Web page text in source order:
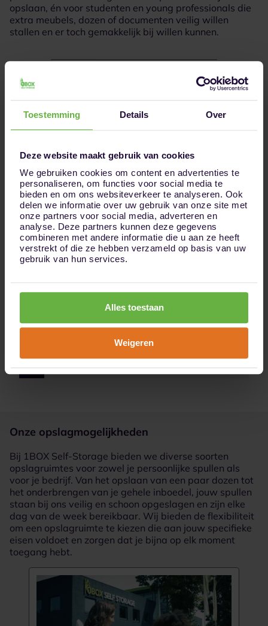
Toestemming Details Over
Deze website maakt gebruik van cookies
We gebruiken cookies om content en advertenties te
personaliseren, om functies voor social media te
bieden en om ons websiteverkeer te analyseren. Ook
delen we informatie over uw gebruik van onze site met
onze partners voor social media, adverteren en
analyse. Deze partners kunnen deze gegevens
combineren met andere informatie die u aan ze heeft
verstrekt of die ze hebben verzameld op basis van uw
gebruik van hun services.
Alles toestaan
Weigeren
opslaan, én voor studenten en young professionals die
extra meubels, dozen of documenten veilig willen
stallen en er toch gemakkelijk bij willen kunnen.
Huur jouw opslagruimte in 3 simpele stappen
1 Kies jouw opslagruimte
3 Verhuis je spullen
Onze opslagmogelijkheden
Bij 1BOX Self-Storage bieden we diverse soorten
opslagruimtes voor zowel je persoonlijke spullen als
voor je bedrijf. Van het opslaan van een paar dozen tot
het onderbrengen van je gehele inboedel, jouw spullen
staan bij ons veilig en schoon opgeslagen en zijn elke
dag van de week bereikbaar. Wij bieden de flexibiliteit
om een opslagruimte te kiezen die aan jouw specifieke
eisen voldoet en zorgen dat je bijna op elk moment
toegang hebt.